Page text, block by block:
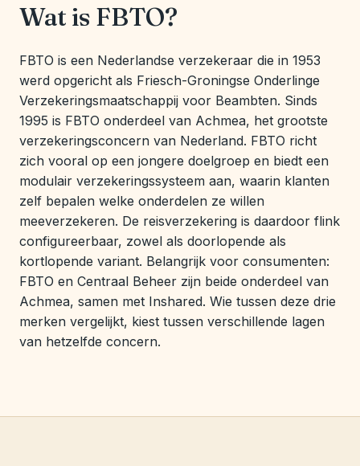
Wat is FBTO?
FBTO is een Nederlandse verzekeraar die in 1953
werd opgericht als Friesch-Groningse Onderlinge
Verzekeringsmaatschappij voor Beambten. Sinds
1995 is FBTO onderdeel van Achmea, het grootste
verzekeringsconcern van Nederland. FBTO richt
zich vooral op een jongere doelgroep en biedt een
modulair verzekeringssysteem aan, waarin klanten
zelf bepalen welke onderdelen ze willen
meeverzekeren. De reisverzekering is daardoor flink
configureerbaar, zowel als doorlopende als
kortlopende variant. Belangrijk voor consumenten:
FBTO en Centraal Beheer zijn beide onderdeel van
Achmea, samen met Inshared. Wie tussen deze drie
merken vergelijkt, kiest tussen verschillende lagen
van hetzelfde concern.